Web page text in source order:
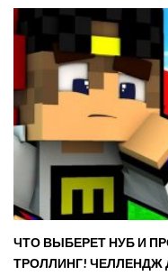
ЧТО ВЫБЕРЕТ НУБ И
ТРОЛЛИНГ! ЧЕЛЛЕНДЖ